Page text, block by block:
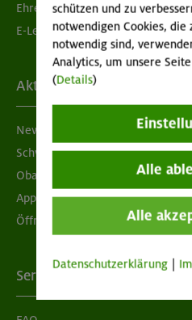
Ehrenamtsbörse
E-Learning
Aktuelles
Newsletter
Schwarzes Brett
Obacht geben!
App "Mein DAV+"
Öffnungszeiten
Services
schützen und zu
notwendigen Cookies,
notwendig sind,
Analytics, um unsere
(Details)
Alle
Alle
Datenschutzerklärung